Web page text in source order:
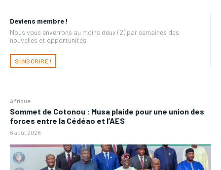
Deviens membre !
Nous vous enverrons au moins deux (2) par semaines des
nouvelles et opportunités
S'INSCRIRE !
Afrique
Sommet de Cotonou : Musa plaide pour une union des
forces entre la Cédéao et l’AES
6 août 2026